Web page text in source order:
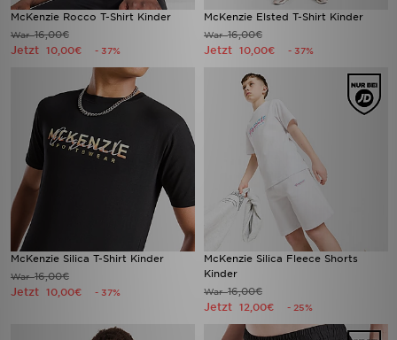
McKenzie Rocco T-Shirt Kinder
War16,00€
Jetzt 10,00€ - 37%
McKenzie Elsted T-Shirt Kinder
War16,00€
Jetzt 10,00€ - 37%
McKenzie Silica T-Shirt Kinder
War16,00€
Jetzt 10,00€ - 37%
McKenzie Silica Fleece Shorts
Kinder
War16,00€
Jetzt 12,00€ - 25%